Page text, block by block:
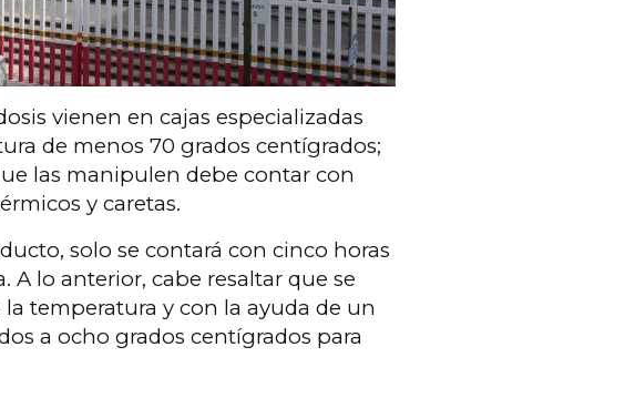
vienen en cajas especializadas
de menos 70 grados centígrados;
las manipulen debe contar con
y caretas.
solo se contará con cinco horas
A lo anterior, cabe resaltar que se
temperatura y con la ayuda de un
a ocho grados centígrados para